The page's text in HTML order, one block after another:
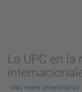
La UPC en
Más redes universitarias